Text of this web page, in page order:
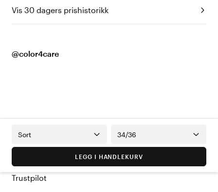
Vis 30 dagers prishistorikk
@color4care
Sort 34/36
LEGG I HANDLEKURV
Trustpilot